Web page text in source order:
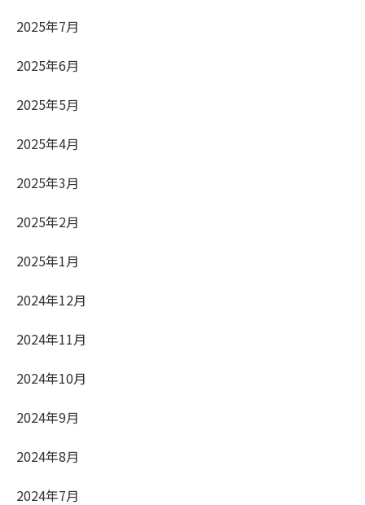
2025年7月
2025年6月
2025年5月
2025年4月
2025年3月
2025年2月
2025年1月
2024年12月
2024年11月
2024年10月
2024年9月
2024年8月
2024年7月